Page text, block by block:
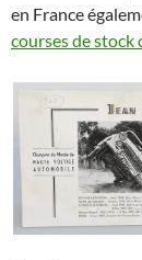
en France
courses de stock